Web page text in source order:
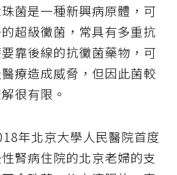
菌是一種新興病原體，可
超級黴菌，常具有多重抗
靠後線的抗黴菌藥物，可
療造成威脅，但因此菌較
很有限。
年北京大學人民醫院首度
腎病住院的北京老婦的支